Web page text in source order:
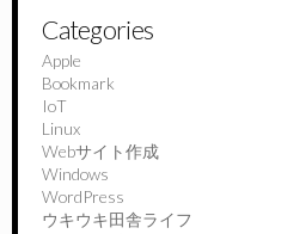
Categories
Apple
Bookmark
IoT
Linux
Webサイト作成
Windows
WordPress
ウキウキ田舎ライフ